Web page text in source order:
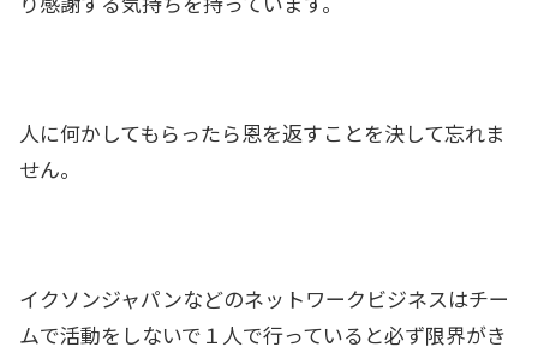
人に何かしてもらったら恩を返すことを決して忘れま
せん。
イクソンジャパンなどのネットワークビジネスはチー
ムで活動をしないで１人で行っていると必ず限界がき